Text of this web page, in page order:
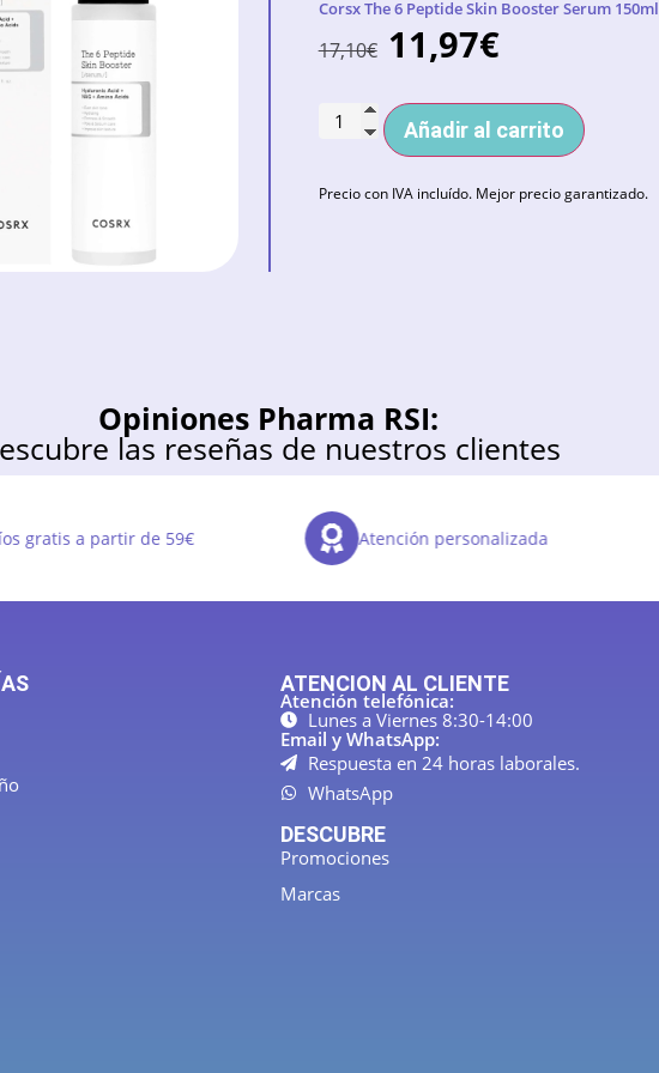
Corsx The 6 Peptide Skin Booster Serum 150ml
17,10€ 11,97€
Añadir al carrito
Precio con IVA incluído. Mejor precio garantizado.
Opiniones Pharma RSI:
las reseñas de nuestros clientes
gratis a partir de 59€ Atención personalizada
ATENCION AL CLIENTE
Atención telefónica:
Lunes a Viernes 8:30-14:00
Email y WhatsApp:
Respuesta en 24 horas laborales.
WhatsApp
DESCUBRE
Promociones
Marcas